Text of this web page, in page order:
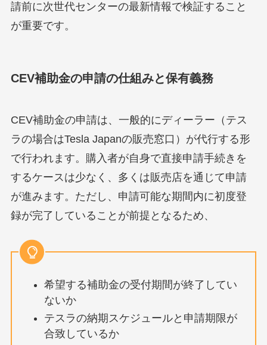
請前に次世代センターの最新情報で検証すること
が重要です。
CEV補助金の申請の仕組みと保有義務
CEV補助金の申請は、一般的にディーラー（テス
ラの場合はTesla Japanの販売窓口）が代行する形
で行われます。購入者が自身で直接申請手続きを
するケースは少なく、多くは販売店を通じて申請
が進みます。ただし、申請可能な期間内に初度登
録が完了していることが前提となるため、
希望する補助金の受付期間が終了してい
ないか
テスラの納期スケジュールと申請期限が
合致しているか